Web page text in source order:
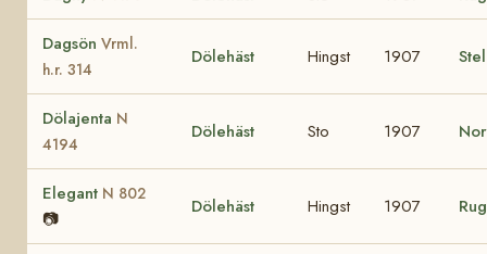
Dagsön Vrml.
h.r. 314
Dölehäst Hingst 1907
Dölajenta N
4194
Dölehäst Sto 1907
Elegant N 802
📷
Dölehäst Hingst 1907